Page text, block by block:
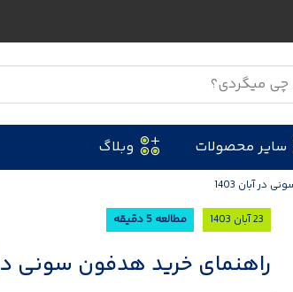
سایر محصولات وبلاگ
آبان 1403
23 آبان 1403 مطالعه 5 دقیقه
راهنمای خرید هدفون‌ سونی در